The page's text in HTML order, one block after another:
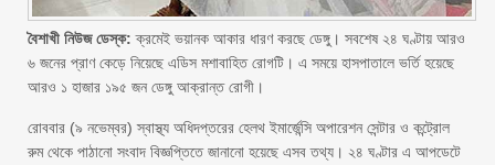
বৈশাখী নিউজ ডেস্ক: ক্রমেই ভয়ানক আকার ধারণ করছে ডেঙ্গু। সবশেষ ২৪ ঘণ্টায় আরও
৬ জনের প্রাণ কেড়ে নিয়েছে এডিস মশাবাহিত রোগটি। এ সময়ে হাসপাতালে ভর্তি হয়েছে
আরও ১ হাজার ১৯৫ জন ডেঙ্গু আক্রান্ত রোগী।
রোববার (৯ নভেম্বর) স্বাস্থ্য অধিদপ্তরের হেলথ ইমার্জেন্সি অপারেশন সেন্টার ও কন্ট্রোল
রুম থেকে পাঠানো সংবাদ বিজ্ঞপ্তিতে জানানো হয়েছে এসব তথ্য। ২৪ ঘণ্টার এ আপডেটে